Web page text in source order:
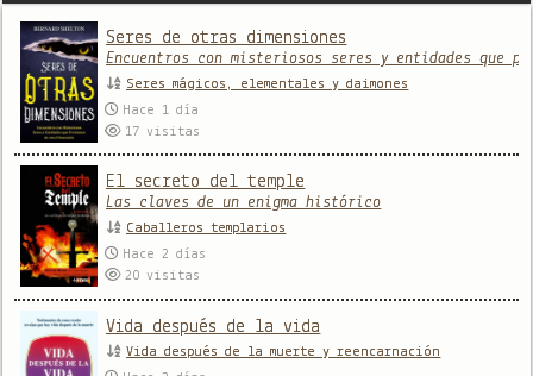
Seres de otras dimensiones
Encuentros con misteriosos seres y entidades que
Seres mágicos, elementales y daimones
Hace 1 día
17visitas
El secreto del temple
Las claves de un enigma histórico
Caballeros templarios
Hace 2 días
20visitas
Vida después de la vida
Vida después de la muerte y reencarnación